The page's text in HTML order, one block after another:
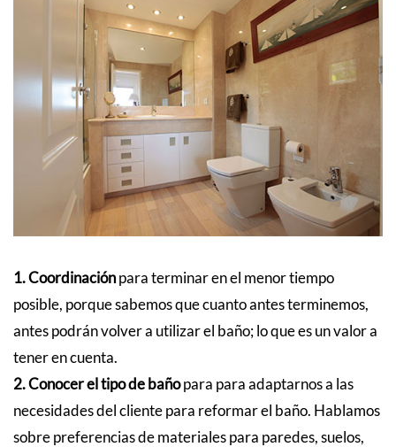
1.Coordinaciónpara terminar en el menor tiempo
posible, porque sabemos que cuanto antes terminemos,
antes podrán volver a utilizar el baño; lo que es un valor a
tener en cuenta.
2. Conocer el tipo de bañopara para adaptarnos a las
necesidades del cliente para reformar el baño. Hablamos
sobre preferencias de materiales para paredes, suelos,